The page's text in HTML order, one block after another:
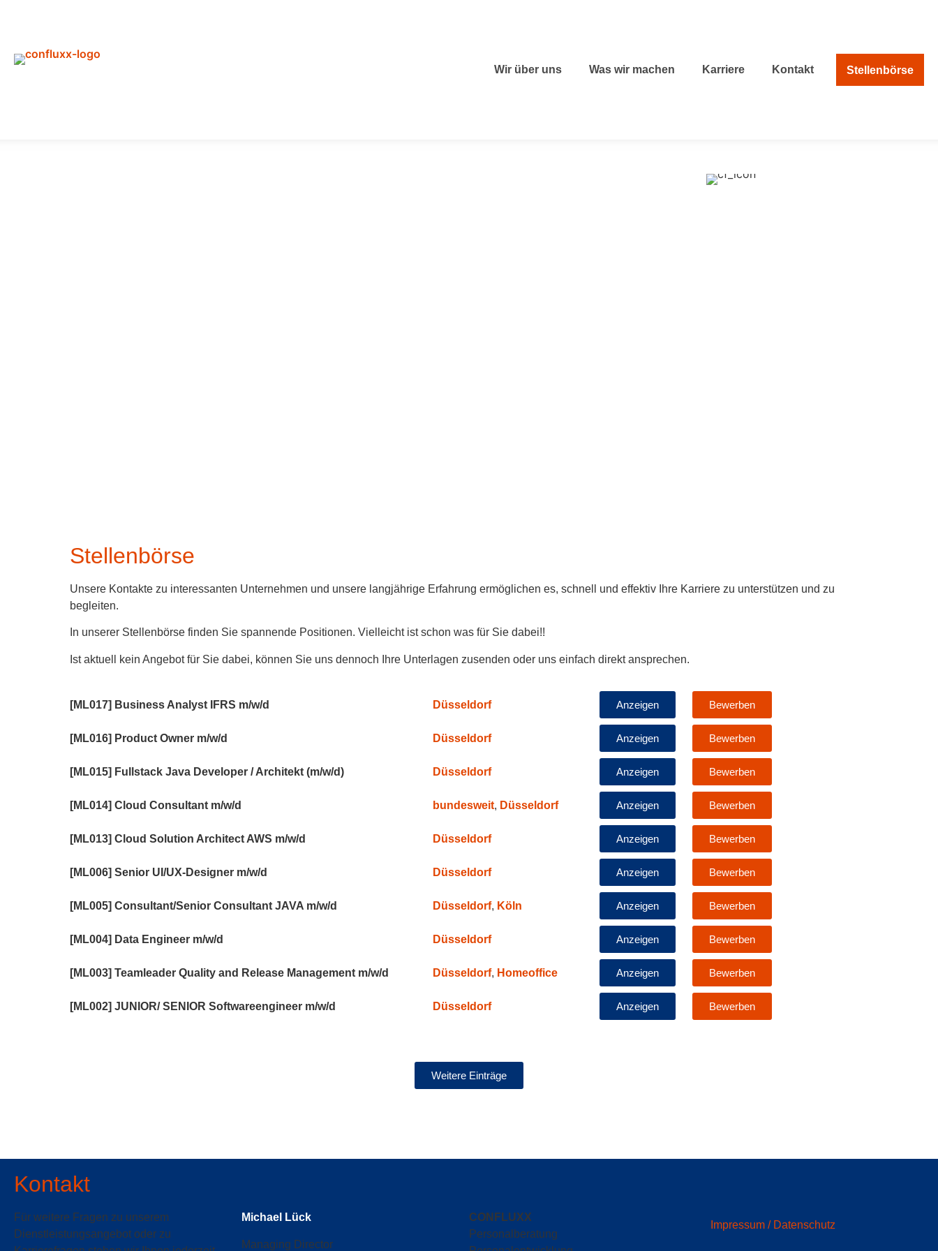
Wir über uns Was wir machen Karriere Kontakt Stellenbörse
Stellenbörse
Unsere Kontakte zu interessanten Unternehmen und unsere langjährige Erfahrung ermöglichen es, schnell und effektiv Ihre Karriere zu unterstützen und zu
begleiten.
In unserer Stellenbörse finden Sie spannende Positionen. Vielleicht ist schon was für Sie dabei!!
Ist aktuell kein Angebot für Sie dabei, können Sie uns dennoch Ihre Unterlagen zusenden oder uns einfach direkt ansprechen.
[ML017] Business Analyst IFRS m/w/d Düsseldorf Anzeigen Bewerben
[ML016] Product Owner m/w/d Düsseldorf Anzeigen Bewerben
[ML015] Fullstack Java Developer / Architekt (m/w/d) Düsseldorf Anzeigen Bewerben
[ML014] Cloud Consultant m/w/d bundesweit, Düsseldorf Anzeigen Bewerben
[ML013] Cloud Solution Architect AWS m/w/d Düsseldorf Anzeigen Bewerben
[ML006] Senior UI/UX-Designer m/w/d Düsseldorf Anzeigen Bewerben
[ML005] Consultant/Senior Consultant JAVA m/w/d Düsseldorf, Köln Anzeigen Bewerben
[ML004] Data Engineer m/w/d Düsseldorf Anzeigen Bewerben
[ML003] Teamleader Quality and Release Management m/w/d Düsseldorf, Homeoffice Anzeigen Bewerben
[ML002] JUNIOR/ SENIOR Softwareengineer m/w/d Düsseldorf Anzeigen Bewerben
Weitere Einträge
Kontakt
Für weitere Fragen zu unserem
Dienstleistungsangebot oder zu
Michael Lück
Managing Director
CONFLUXX
Personalberatung
Impressum / Datenschutz